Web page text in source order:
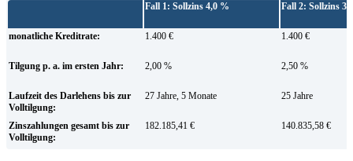
Fall 1: Sollzins 4,0 % Fall 2: Sollzins
monatliche Kreditrate: 1.400 € 1.400 €
Tilgung p. a. im ersten Jahr: 2,00 % 2,50 %
Laufzeit des Darlehens bis zur
Volltilgung:
27 Jahre, 5 Monate 25 Jahre
Zinszahlungen gesamt bis zur
Volltilgung:
182.185,41 € 140.835,58 €